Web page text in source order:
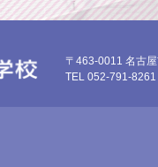
〒463-0011 名古
TEL 052-791-